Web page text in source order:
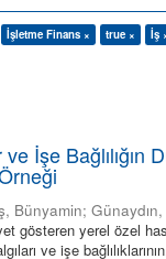
İşletme Finans × true × İş
İşe Bağlılığın
Bünyamin;
gösteren yerel özel
ve işe